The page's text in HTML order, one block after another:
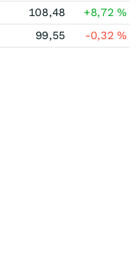
108,48 +8,72%
99,55 -0,32%